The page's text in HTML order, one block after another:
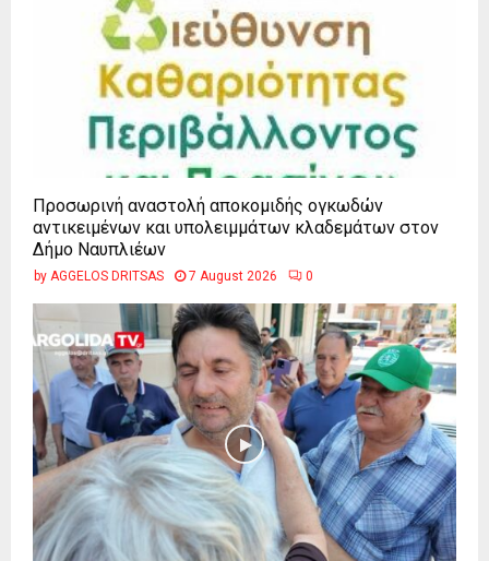
Προσωρινή αναστολή αποκομιδής ογκωδών
αντικειμένων και υπολειμμάτων κλαδεμάτων στον
Δήμο Ναυπλιέων
by AGGELOS DRITSAS 7 August 2026 0